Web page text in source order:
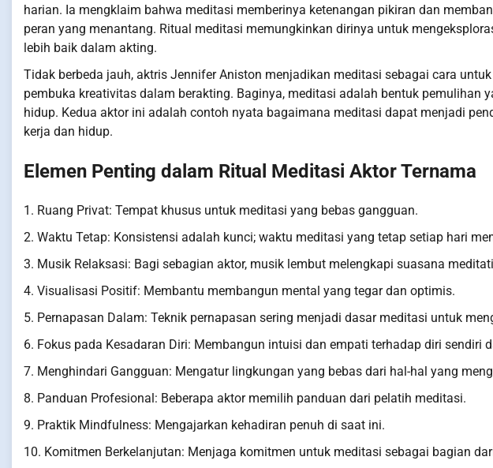
harian. Ia mengklaim bahwa meditasi memberinya ketenangan pikiran dan
peran yang menantang. Ritual meditasi memungkinkan dirinya untuk
lebih baik dalam akting.
Tidak berbeda jauh, aktris Jennifer Aniston menjadikan meditasi sebagai cara
pembuka kreativitas dalam berakting. Baginya, meditasi adalah bentuk pemulihan
hidup. Kedua aktor ini adalah contoh nyata bagaimana meditasi dapat menjadi
kerja dan hidup.
Elemen Penting dalam Ritual Meditasi Aktor Ternama
1. Ruang Privat: Tempat khusus untuk meditasi yang bebas gangguan.
2. Waktu Tetap: Konsistensi adalah kunci; waktu meditasi yang tetap setiap hari
3. Musik Relaksasi: Bagi sebagian aktor, musik lembut melengkapi suasana
4. Visualisasi Positif: Membantu membangun mental yang tegar dan optimis.
5. Pernapasan Dalam: Teknik pernapasan sering menjadi dasar meditasi untuk
6. Fokus pada Kesadaran Diri: Membangun intuisi dan empati terhadap diri sendiri
7. Menghindari Gangguan: Mengatur lingkungan yang bebas dari hal-hal yang
8. Panduan Profesional: Beberapa aktor memilih panduan dari pelatih meditasi.
9. Praktik Mindfulness: Mengajarkan kehadiran penuh di saat ini.
10. Komitmen Berkelanjutan: Menjaga komitmen untuk meditasi sebagai bagian